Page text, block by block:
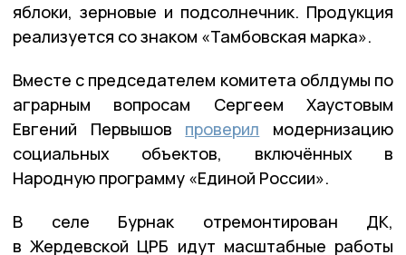
яблоки, зерновые и подсолнечник. Продукция
реализуется со знаком «Тамбовская марка».
Вместе с председателем комитета облдумы по
аграрным вопросам Сергеем Хаустовым
Евгений Первышов проверил модернизацию
социальных объектов, включённых в
Народную программу «Единой России».
В селе Бурнак отремонтирован ДК,
в Жердевской ЦРБ идут масштабные работы